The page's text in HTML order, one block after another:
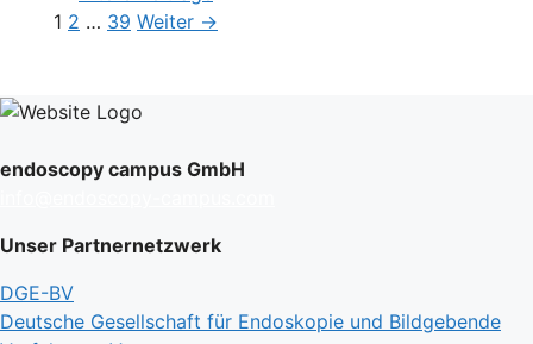
Seite
1 Seite
2 … Seite
39 Weiter →
endoscopy campus GmbH
Unser Partnernetzwerk
DGE-BV
Deutsche Gesellschaft für Endoskopie und Bildgebende